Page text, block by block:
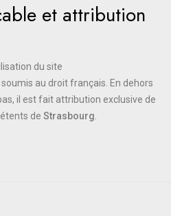
et attribution
du site
au droit français. En dehors
il est fait attribution exclusive de
de Strasbourg